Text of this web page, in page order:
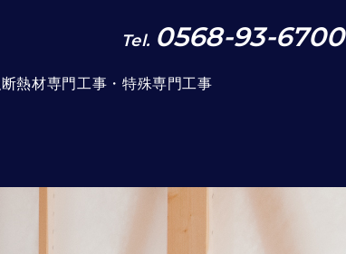
Tel. 0568-93-6700
熱材専門工事・特殊専門工事